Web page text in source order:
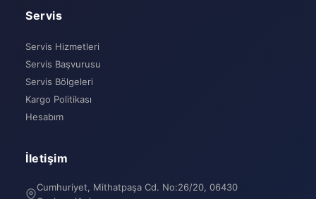
Servis
Servis Hizmetleri
Servis Başvurusu
Servis Bölgeleri
Kargo Politikası
Hesabım
İletişim
Cumhuriyet, Mithatpaşa Cd. No:26/20, 06430